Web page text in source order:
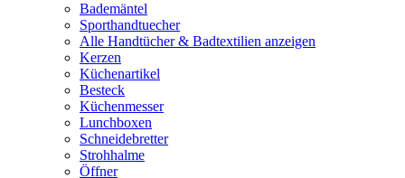
Bademäntel
Sporthandtuecher
Alle Handtücher & Badtextilien anzeigen
Kerzen
Küchenartikel
Besteck
Küchenmesser
Lunchboxen
Schneidebretter
Strohhalme
Öffner